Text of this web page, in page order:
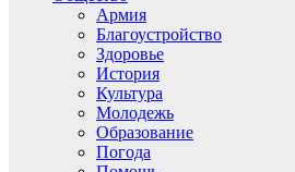
Армия
Благоустройство
Здоровье
История
Культура
Молодежь
Образование
Погода